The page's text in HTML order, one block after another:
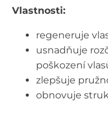
Vlastnosti:
regeneruje
usnadňuje
poškození
zlepšuje
obnovuje